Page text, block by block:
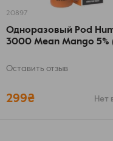
20897
Одноразовый Pod
3000 Mean Mango 5%
Оставить отзыв
299₴ Нет